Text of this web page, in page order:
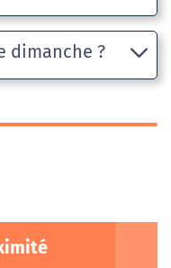
dimanche ?